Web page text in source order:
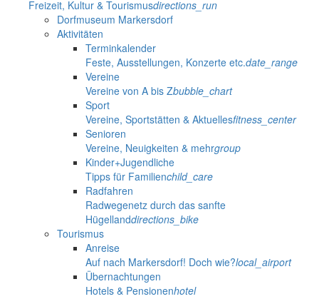
Freizeit, Kultur & Tourismusdirections_run
Dorfmuseum Markersdorf
Aktivitäten
Terminkalender
Feste, Ausstellungen, Konzerte etc.date_range
Vereine
Vereine von A bis Zbubble_chart
Sport
Vereine, Sportstätten & Aktuellesfitness_center
Senioren
Vereine, Neuigkeiten & mehrgroup
Kinder+Jugendliche
Tipps für Familienchild_care
Radfahren
Radwegenetz durch das sanfte
Hügellanddirections_bike
Tourismus
Anreise
Auf nach Markersdorf! Doch wie?local_airport
Übernachtungen
Hotels & Pensionenhotel